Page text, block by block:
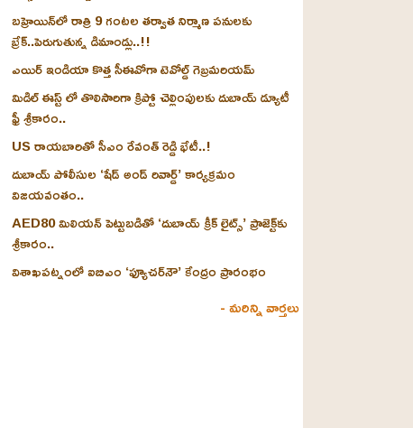
బహ్రెయిన్‌లో రాత్రి 9 గంటల తర్వాత నిర్మాణ పనులకు
బ్రేక్..పెరుగుతున్న డిమాండ్లు..!!
ఎయిర్ ఇండియా కొత్త సీఈవోగా టెవోల్డ్ గెబ్రమరియమ్
మిడిల్ ఈస్ట్ లో తొలిసారిగా క్రిప్టో చెల్లింపులకు దుబాయ్ డ్యూటీ
ఫ్రీ శ్రీకారం..
US రాయబారితో సీఎం రేవంత్ రెడ్డి భేటీ..!
దుబాయ్ పోలీసుల ‘షేడ్ అండ్ రివార్డ్’ కార్యక్రమం
విజయవంతం..
AED80 మిలియన్ పెట్టుబడితో ‘దుబాయ్ క్రీక్ లైట్స్’ ప్రాజెక్ట్‌కు
శ్రీకారం..
విశాఖపట్నంలో ఐబిఎం ‘ఫ్యూచర్‌నౌ’ కేంద్రం ప్రారంభం
- మరిన్ని వార్తలు